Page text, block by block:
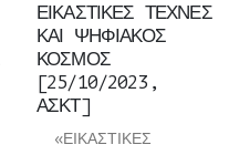
ΕΙΚΑΣΤΙΚΕΣ ΤΕΧΝΕΣ
ΚΑΙ ΨΗΦΙΑΚΟΣ
ΚΟΣΜΟΣ
[25/10/2023,
ΑΣΚΤ]
«ΕΙΚΑΣΤΙΚΕΣ